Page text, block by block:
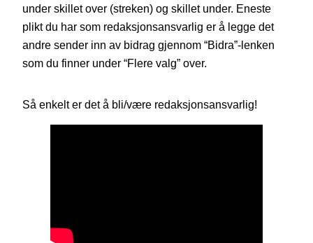
under skillet over (streken) og skillet under. Eneste
plikt du har som redaksjonsansvarlig er å legge det
andre sender inn av bidrag gjennom “Bidra”-lenken
som du finner under “Flere valg” over.
Så enkelt er det å bli/være redaksjonsansvarlig!